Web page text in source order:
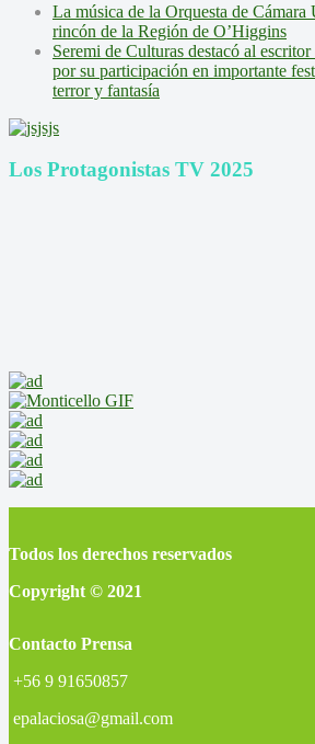
La música de la Orquesta de Cámara
rincón de la Región de O’Higgins
Seremi de Culturas destacó al
por su participación en importante
terror y fantasía
Los Protagonistas TV 2025
Todos los derechos reservados
Copyright © 2021
Contacto Prensa
+56 9 91650857
epalaciosa@gmail.com